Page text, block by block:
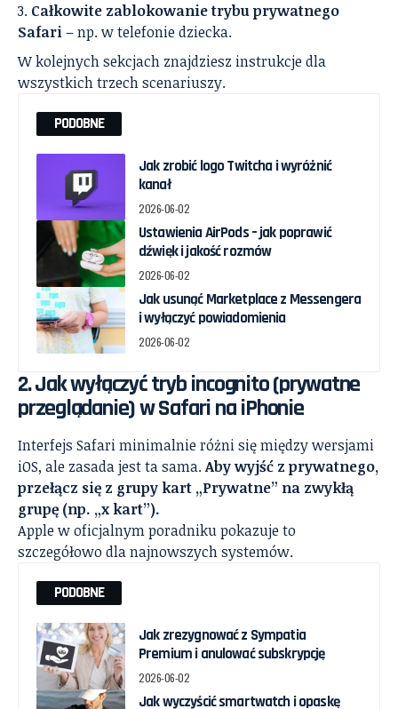
Całkowite zablokowanie trybu prywatnego
Safari– np. w telefonie dziecka.
W kolejnych sekcjach znajdziesz instrukcje dla
wszystkich trzech scenariuszy.
PODOBNE
Jak zrobić logo Twitcha i wyróżnić
kanał
2026-06-02
Ustawienia AirPods – jak poprawić
dźwięk i jakość rozmów
2026-06-02
Jak usunąć Marketplace z Messengera
i wyłączyć powiadomienia
2026-06-02
2. Jak wyłączyć tryb incognito (prywatne
przeglądanie) w Safari na iPhonie
Interfejs Safari minimalnie różni się między wersjami
iOS, ale zasada jest ta sama.Aby wyjść z prywatnego,
przełącz się z grupy kart „Prywatne” na zwykłą
grupę (np. „x kart”).
Apple w oficjalnym poradniku pokazuje to
szczegółowo dla najnowszych systemów.
PODOBNE
Jak zrezygnować z Sympatia
Premium i anulować subskrypcję
2026-06-02
Jak wyczyścić smartwatch i opaskę